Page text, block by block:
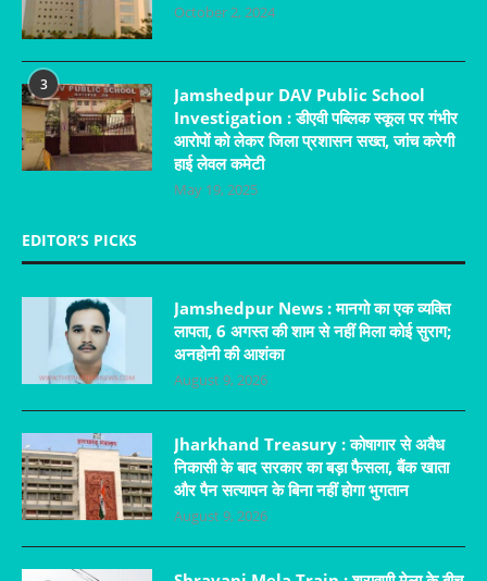
October 2, 2024
3
Jamshedpur DAV Public School
Investigation : डीएवी पब्लिक स्कूल पर गंभीर
आरोपों को लेकर जिला प्रशासन सख्त, जांच करेगी
हाई लेवल कमेटी
May 19, 2025
EDITOR’S PICKS
Jamshedpur News : मानगो का एक व्यक्ति
लापता, 6 अगस्त की शाम से नहीं मिला कोई सुराग;
अनहोनी की आशंका
August 9, 2026
Jharkhand Treasury : कोषागार से अवैध
निकासी के बाद सरकार का बड़ा फैसला, बैंक खाता
और पैन सत्यापन के बिना नहीं होगा भुगतान
August 9, 2026